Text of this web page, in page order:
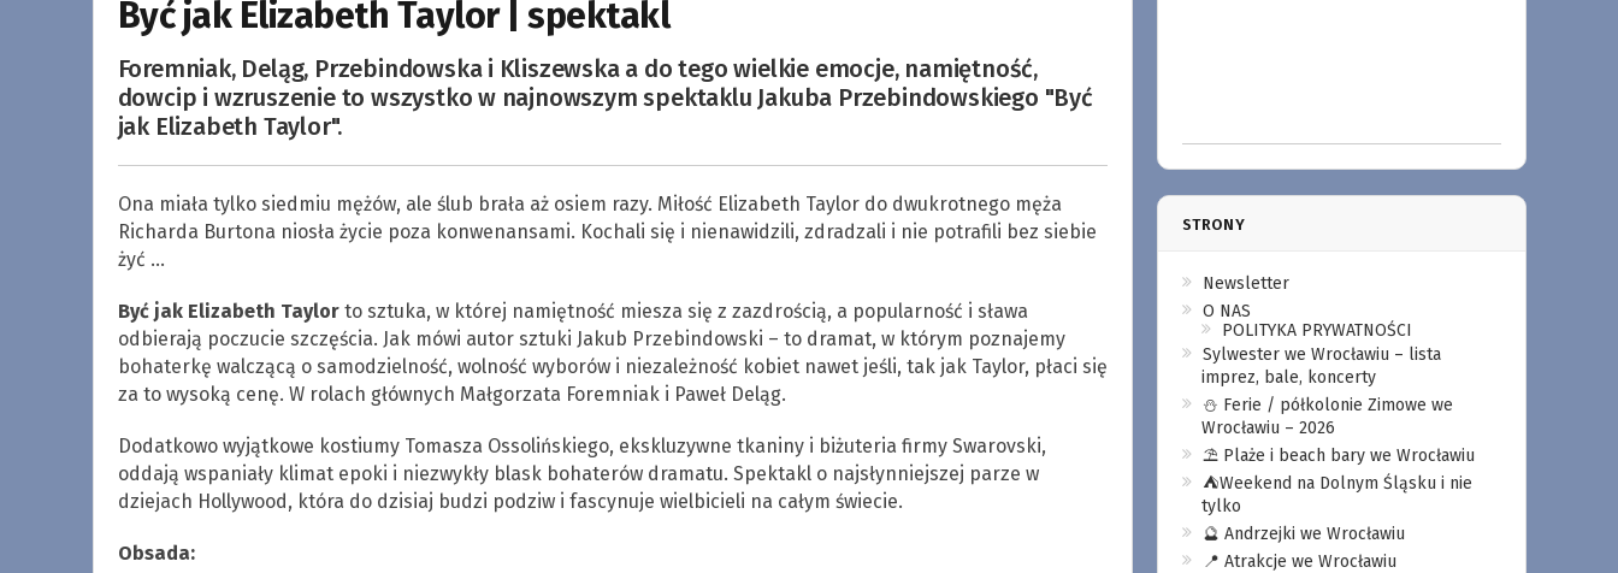
Być jak Elizabeth Taylor | spektakl
Foremniak, Deląg, Przebindowska i Kliszewska a do tego wielkie emocje, namiętność,
dowcip i wzruszenie to wszystko w najnowszym spektaklu Jakuba Przebindowskiego "Być
jak Elizabeth Taylor".
Ona miała tylko siedmiu mężów, ale ślub brała aż osiem razy. Miłość Elizabeth Taylor do dwukrotnego męża
Richarda Burtona niosła życie poza konwenansami. Kochali się i nienawidzili, zdradzali i nie potrafili bez siebie
żyć …
Być jak Elizabeth Taylorto sztuka, w której namiętność miesza się z zazdrością, a popularność i sława
odbierają poczucie szczęścia. Jak mówi autor sztuki Jakub Przebindowski – to dramat, w którym poznajemy
bohaterkę walczącą o samodzielność, wolność wyborów i niezależność kobiet nawet jeśli, tak jak Taylor, płaci się
za to wysoką cenę. W rolach głównych Małgorzata Foremniak i Paweł Deląg.
Dodatkowo wyjątkowe kostiumy Tomasza Ossolińskiego, ekskluzywne tkaniny i biżuteria firmy Swarovski,
oddają wspaniały klimat epoki i niezwykły blask bohaterów dramatu. Spektakl o najsłynniejszej parze w
dziejach Hollywood, która do dzisiaj budzi podziw i fascynuje wielbicieli na całym świecie.
Obsada:
STRONY
Newsletter
O NAS
POLITYKA PRYWATNOŚCI
Sylwester we Wrocławiu – lista
imprez, bale, koncerty
⛄️ Ferie / półkolonie Zimowe we
Wrocławiu – 2026
⛱️ Plaże i beach bary we Wrocławiu
⛺️Weekend na Dolnym Śląsku i nie
tylko
🔮 Andrzejki we Wrocławiu
📍 Atrakcje we Wrocławiu